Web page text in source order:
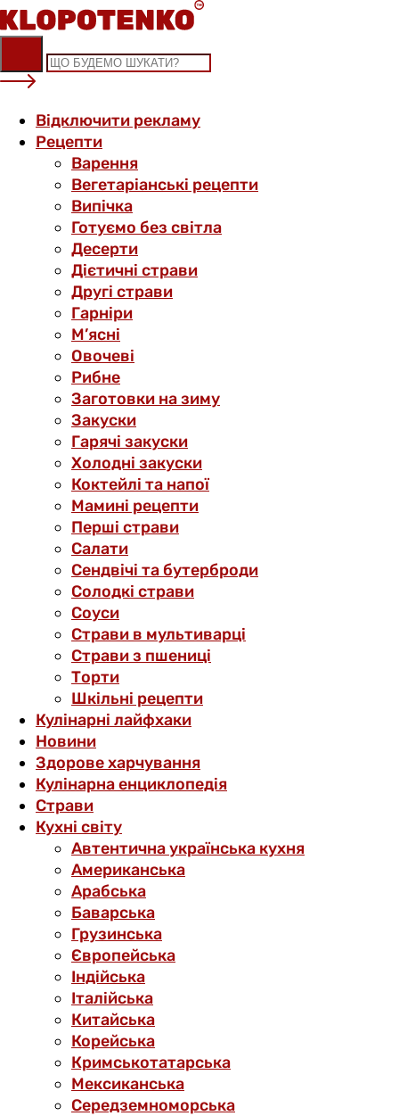
Skip
to
content
Відключити рекламу
Рецепти
Варення
Вегетаріанські рецепти
Випічка
Готуємо без світла
Десерти
Дієтичні страви
Другі страви
Гарніри
М’ясні
Овочеві
Рибне
Заготовки на зиму
Закуски
Гарячі закуски
Холодні закуски
Коктейлі та напої
Мамині рецепти
Перші страви
Салати
Сендвічі та бутерброди
Солодкі страви
Соуси
Страви в мультиварці
Страви з пшениці
Торти
Шкільні рецепти
Кулінарні лайфхаки
Новини
Здорове харчування
Кулінарна енциклопедія
Страви
Кухні світу
Автентична українська кухня
Американська
Арабська
Баварська
Грузинська
Європейська
Індійська
Італійська
Китайська
Корейська
Кримськотатарська
Мексиканська
Середземноморська